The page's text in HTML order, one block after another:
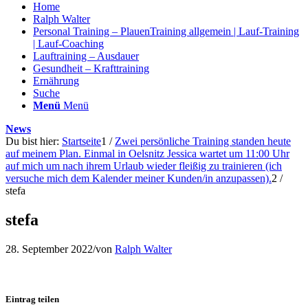
Home
Ralph Walter
Personal Training – PlauenTraining allgemein | Lauf-Training
| Lauf-Coaching
Lauftraining – Ausdauer
Gesundheit – Krafttraining
Ernährung
Suche
Menü Menü
News
Du bist hier: Startseite1 / Zwei persönliche Training standen heute
auf meinem Plan. Einmal in Oelsnitz Jessica wartet um 11:00 Uhr
auf mich um nach ihrem Urlaub wieder fleißig zu trainieren (ich
versuche mich dem Kalender meiner Kunden/in anzupassen).2 /
stefa
stefa
28. September 2022/von Ralph Walter
Eintrag teilen